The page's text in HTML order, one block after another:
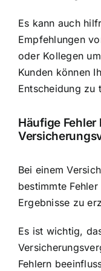
Es kann auch
Empfehlungen
oder Kollegen
Kunden können
Entscheidung zu
Häufige Fehler
Bei einem
bestimmte
Ergebnisse zu
Es ist wichtig,
Fehlern